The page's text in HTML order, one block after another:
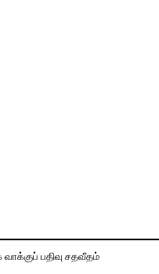
பதிவு சதவீதம்